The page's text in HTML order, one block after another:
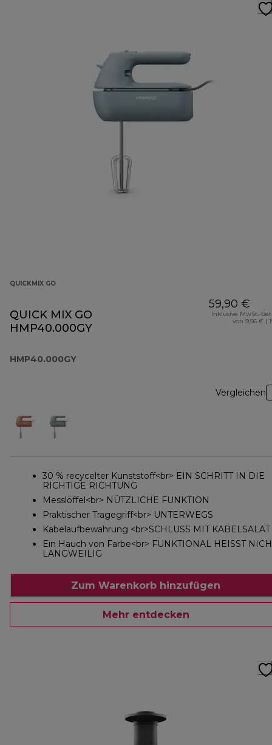
QUICKMIX GO
QUICK MIX GO
HMP40.000GY
HMP40.000GY
59,90 €
Inklusive MwSt.-
von 9,56 € (
Vergleichen
30 % recycelter Kunststoff<br> EIN SCHRITT IN DIE
RICHTIGE RICHTUNG
Messlöffel<br> NÜTZLICHE FUNKTION
Praktischer Tragegriff<br> UNTERWEGS
Kabelaufbewahrung <br>SCHLUSS MIT KABELSALAT
Ein Hauch von Farbe<br> FUNKTIONAL HEISST
LANGWEILIG
Zum Warenkorb hinzufügen
Mehr entdecken